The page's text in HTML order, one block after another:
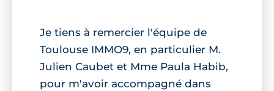
Je tiens à remercier l'équipe de
Toulouse IMMO9, en particulier M.
Julien Caubet et Mme Paula Habib,
pour m'avoir accompagné dans